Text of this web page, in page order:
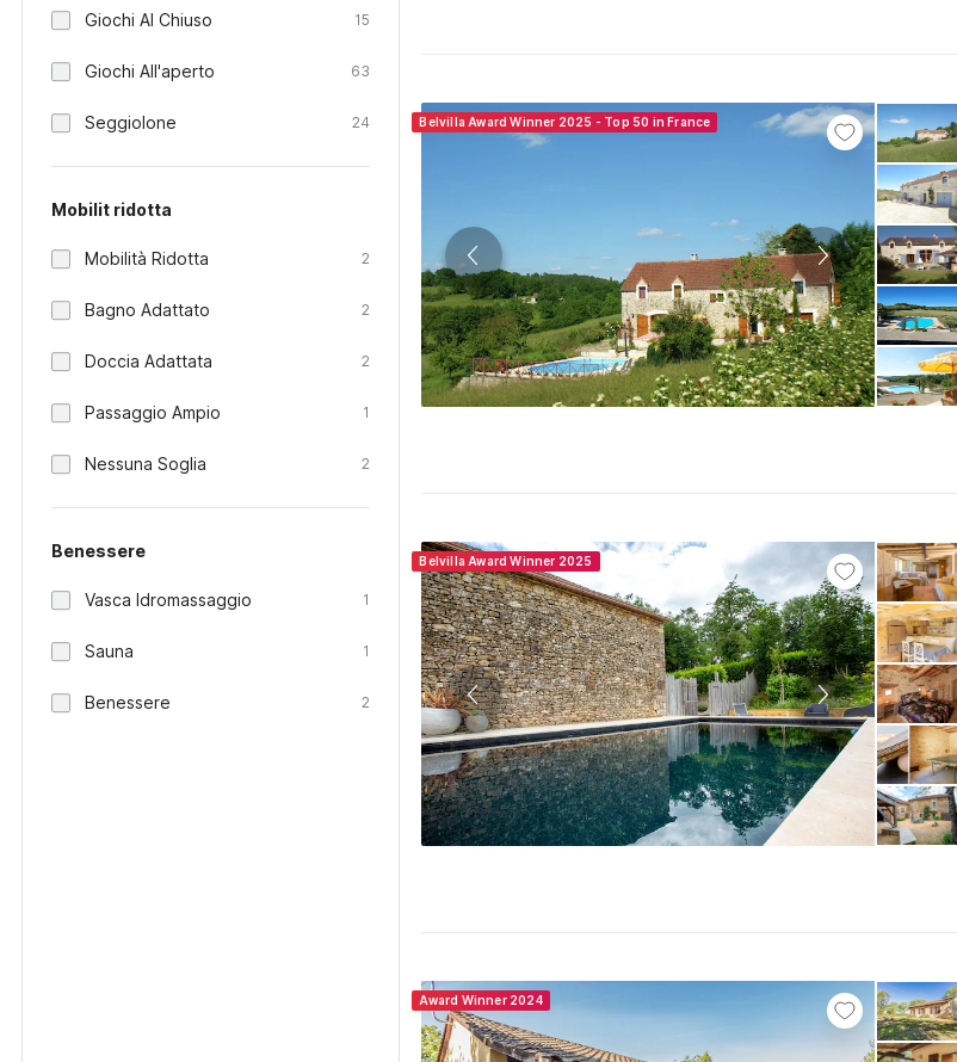
Giochi Al Chiuso 15
Giochi All'aperto 63
Seggiolone 24
Mobilit ridotta
Mobilità Ridotta 2
Bagno Adattato 2
Doccia Adattata 2
Passaggio Ampio 1
Nessuna Soglia 2
Benessere
Vasca Idromassaggio 1
Sauna 1
Benessere 2
Belvilla Award Winner 2025 - Top 50 in France
Belvilla Award Winner 2025
Award Winner 2024